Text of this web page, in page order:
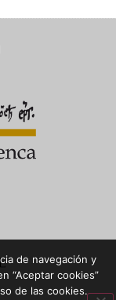
de navegación y
“Aceptar cookies”
de las cookies.